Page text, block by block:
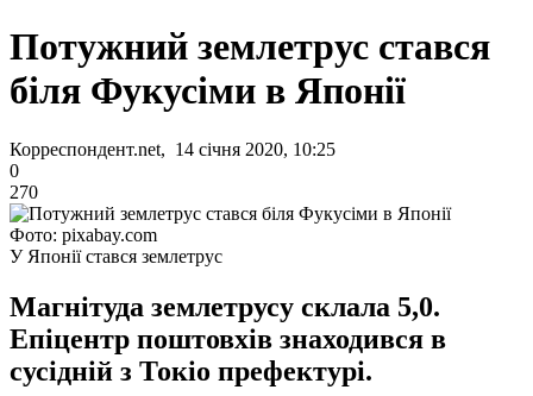
Потужний землетрус стався
біля Фукусіми в Японії
Корреспондент.net, 14 січня 2020, 10:25
0
270
Фото: pixabay.com
У Японії стався землетрус
Магнітуда землетрусу склала 5,0.
Епіцентр поштовхів знаходився в
сусідній з Токіо префектурі.